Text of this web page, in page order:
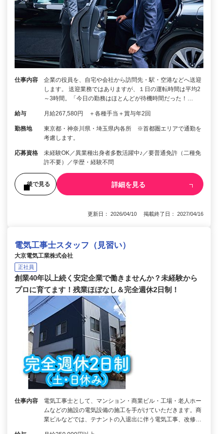
仕事内容
企業の役員を、自宅や会社から訪問先・駅・空港などへ送迎
します。 送迎業務ではありますが、１日の運転時間は平均2
～3時間。「今日の勤務はほとんどが待機時間だった！…
給与 月給267,580円 ＋各種手当＋賞与年2回
勤務地
東京都・神奈川県・埼玉県内各所 ※首都圏エリアで通勤を
考慮します。
応募資格
未経験OK／異業種出身者多数活躍中♪／要普通免許（二種免
許不要）／学歴・経験不問
後で見る 詳細を見る
更新日： 2026/04/10 掲載終了日： 2027/04/16
電気工事士スタッフ（見習い）
大京電気工業株式会社
正社員
創業40年以上続く安定企業で働きませんか？未経験から
プロに育てます！残業ほぼなし＆完全週休2日制！
仕事内容
電気工事士として、マンション・商業ビル・工場・老人ホー
ムなどの施設の電気設備の施工を手がけていただきます。商
業ビルなどでは、テナントの入退出に伴う電気工事、改修…